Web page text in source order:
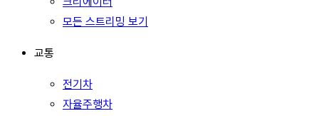
모든 스트리밍 보기
교통
전기차
자율주행차